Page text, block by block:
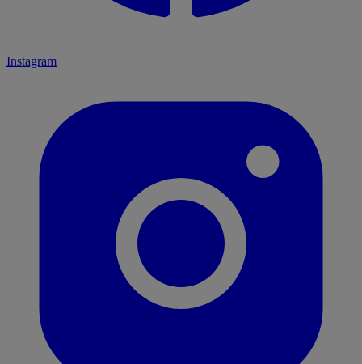
Instagram